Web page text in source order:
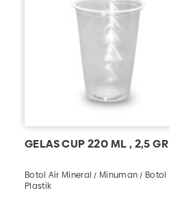
GELAS CUP 220 ML , 2,5 GR
Botol Air Mineral / Minuman / Botol
Plastik